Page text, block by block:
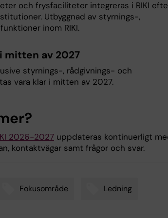
och frysfaciliteter integreras i RIKI
Utbyggnad av styrnings-,
inom RIKI.
mitten av 2027
styrnings-, rådgivnings- och
vara klar i mitten av 2027.
2026-2027 uppdateras kontinuerligt
kontaktvägar samt frågor och svar.
Fokusområde Ledning